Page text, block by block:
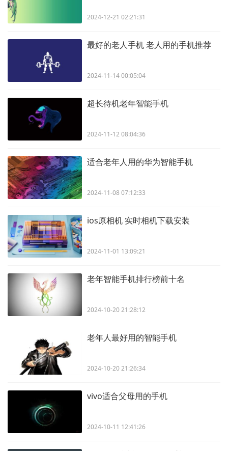
2024-12-21 02:21:31
最好的老人手机 老人用的手机推荐
2024-11-14 00:05:04
超长待机老年智能手机
2024-11-12 08:04:36
适合老年人用的华为智能手机
2024-11-08 07:12:33
ios原相机 实时相机下载安装
2024-11-01 13:09:21
老年智能手机排行榜前十名
2024-10-20 21:28:12
老年人最好用的智能手机
2024-10-20 21:26:34
vivo适合父母用的手机
2024-10-11 12:41:26